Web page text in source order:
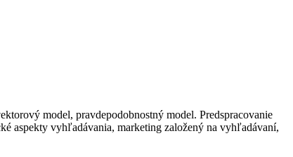
model, pravdepodobnostný model. Predspracovanie
aspekty vyhľadávania, marketing založený na vyhľadávaní,